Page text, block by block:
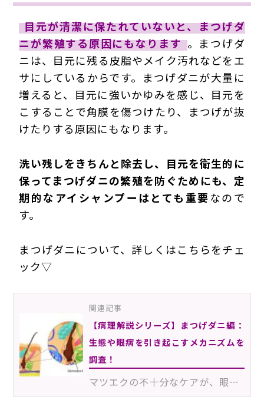
目元が清潔に保たれていないと、まつげダ
ニが繁殖する原因にもなります 。まつげダ
ニは、目元に残る皮脂やメイク汚れなどをエ
サにしているからです。まつげダニが大量に
増えると、目元に強いかゆみを感じ、目元を
こすることで角膜を傷つけたり、まつげが抜
けたりする原因にもなります。
洗い残しをきちんと除去し、目元を衛生的に
保ってまつげダニの繁殖を防ぐためにも、定
期的なアイシャンプーはとても重要なので
す。
まつげダニについて、詳しくはこちらをチェ
ック▽
関連記事
【病理解説シリーズ】まつげダニ編：
生態や眼病を引き起こすメカニズムを
調査！
マツエクの不十分なケアが、眼病の原因になってしまうということは周知の事実です。一つのケースとして、…